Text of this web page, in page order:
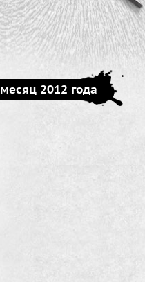
2012 года